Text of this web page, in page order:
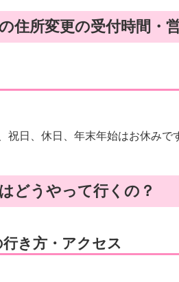
住所変更の受付時間・
日、休日、年末年始はお休みで
どうやって行くの？
き方・アクセス